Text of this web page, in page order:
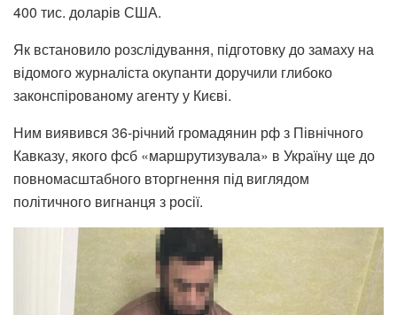
400 тис. доларів США.
Як встановило розслідування, підготовку до замаху на
відомого журналіста окупанти доручили глибоко
законспірованому агенту у Києві.
Ним виявився 36-річний громадянин рф з Північного
Кавказу, якого фсб «маршрутизувала» в Україну ще до
повномасштабного вторгнення під виглядом
політичного вигнанця з росії.